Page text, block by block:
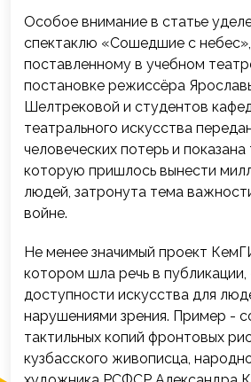
Особое внимание в статье
спектаклю «Сошедшие с небес»,
поставленному в учебном
постановке режиссёра
Шелтрековой и студентов
театрального искусства
человеческих потерь и показана
которую пришлось вынести
людей, затронута тема
войне.
Не менее значимый проект
котором шла речь в публикации,
доступности искусства для
нарушениями зрения. Пример -
тактильных копий фронтовых
кузбасского живописца,